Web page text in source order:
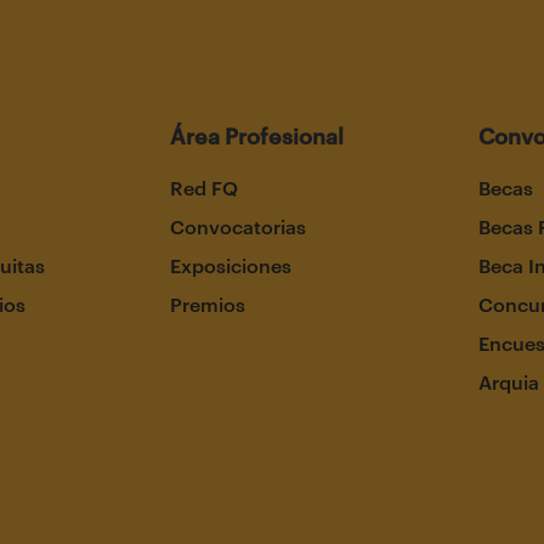
Área Profesional
Red FQ
Convocatorias
Exposiciones
Premios
Becas
Becas
Beca
Arquia